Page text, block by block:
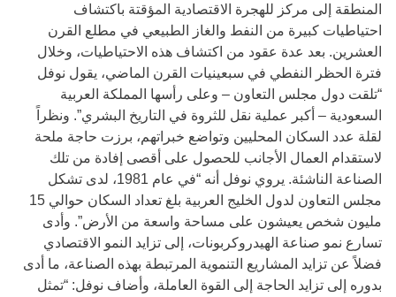
المنطقة إلى مركز للهجرة الاقتصادية المؤقتة باكتشاف
احتياطيات كبيرة من النفط والغاز الطبيعي في مطلع القرن
العشرين. بعد عدة عقود من اكتشاف هذه الاحتياطيات، وخلال
فترة الحظر النفطي في سبعينيات القرن الماضي، يقول نوفل
“تلقت دول مجلس التعاون – وعلى رأسها المملكة العربية
السعودية – أكبر عملية نقل للثروة في التاريخ البشري”. ونظراً
لقلة عدد السكان المحليين وتواضع خبراتهم، برزت حاجة ملحة
لاستقدام العمال الأجانب للحصول على أقصى إفادة من تلك
الصناعة الناشئة. يروي نوفل أنه “في عام 1981، لدى تشكل
مجلس التعاون لدول الخليج العربية بلغ تعداد السكان حوالي 15
مليون شخص يعيشون على مساحة واسعة من الأرض”. وأدى
تسارع نمو صناعة الهيدروكربونات، إلى تزايد النمو الاقتصادي
فضلاً عن تزايد المشاريع التنموية المرتبطة بهذه الصناعة، ما أدى
بدوره إلى تزايد الحاجة إلى القوة العاملة، وأضاف نوفل: “تمثل